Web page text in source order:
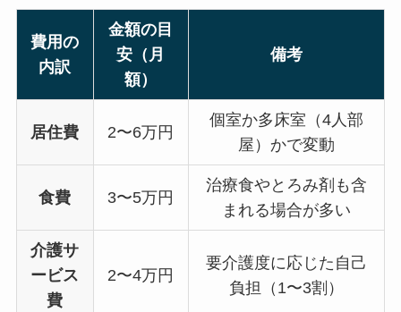
費用の
内訳
金額の目
安（月
額）
備考
居住費 2〜6万円
個室か多床室（4人部
屋）かで変動
食費 3〜5万円
治療食やとろみ剤も含
まれる場合が多い
介護サ
ービス
費
2〜4万円
要介護度に応じた自己
負担（1〜3割）